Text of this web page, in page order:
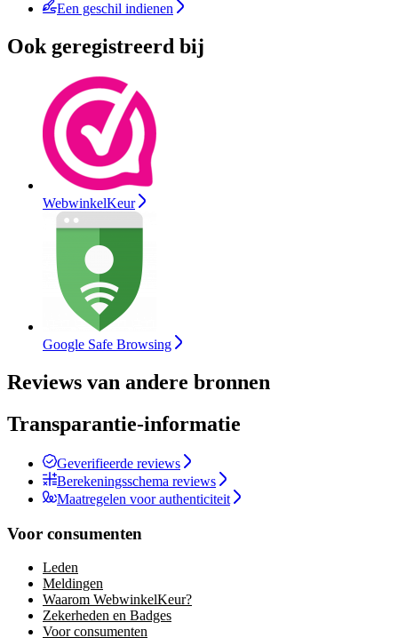
Een geschil indienen
Ook geregistreerd bij
WebwinkelKeur
Google Safe Browsing
Reviews van andere bronnen
Transparantie-informatie
Geverifieerde reviews
Berekeningsschema reviews
Maatregelen voor authenticiteit
Voor consumenten
Leden
Meldingen
Waarom WebwinkelKeur?
Zekerheden en Badges
Voor consumenten